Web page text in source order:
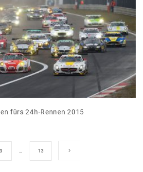
fürs 24h-Rennen 2015
3 … 13